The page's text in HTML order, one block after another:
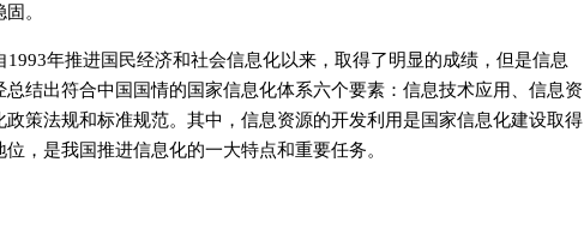
。
年推进国民经济和社会信息化以来，取得了明显的成绩，但是信息
结出符合中国国情的国家信息化体系六个要素：信息技术应用、信息资
策法规和标准规范。其中，信息资源的开发利用是国家信息化建设取得
，是我国推进信息化的一大特点和重要任务。